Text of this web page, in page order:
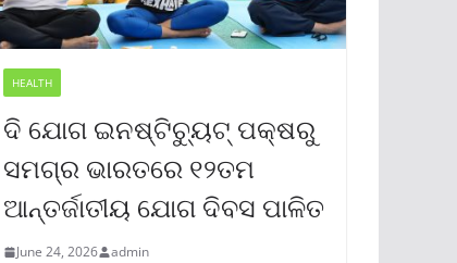
HEALTH
ଦି ଯୋଗ ଇନଷ୍ଟିଚ୍ୟୁଟ୍ ପକ୍ଷରୁ
ସମଗ୍ର ଭାରତରେ ୧୨ତମ
ଆନ୍ତର୍ଜାତୀୟ ଯୋଗ ଦିବସ ପାଳିତ
June 24, 2026 admin